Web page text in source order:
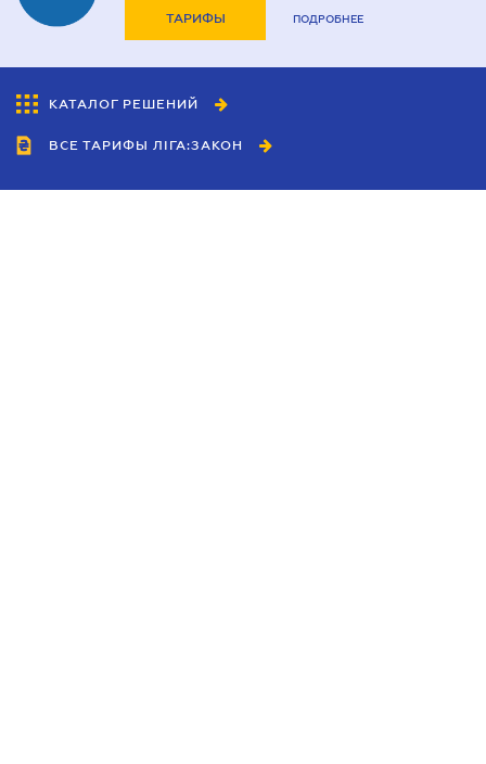
ТАРИФЫ ПОДРОБНЕЕ
КАТАЛОГ РЕШЕНИЙ
ВСЕ ТАРИФЫ ЛІГА:ЗАКОН